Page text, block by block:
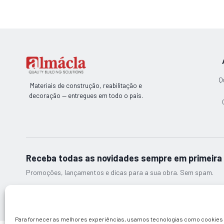
Para fornecer as melhores experiências, usamos tecnologias como cookies
Materiais de construção, reabilitação e
decoração — entregues em todo o país.
Receba todas as novidades sempre em primeira
Promoções, lançamentos e dicas para a sua obra. Sem spam.